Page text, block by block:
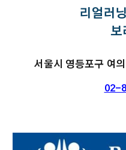
리얼러
보
서울시 영등포구 여
02-